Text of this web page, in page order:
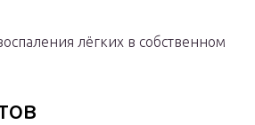
лёгких в собственном